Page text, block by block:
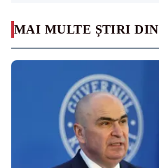
MAI MULTE ȘTIRI DIN